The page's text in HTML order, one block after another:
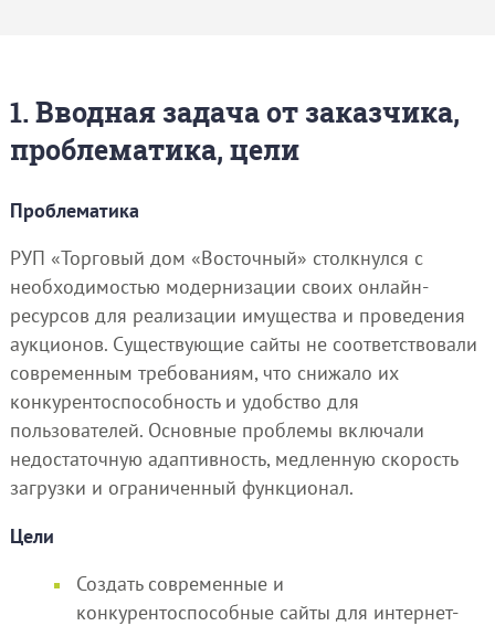
1. Вводная задача от заказчика,
проблематика, цели
Проблематика
РУП «Торговый дом «Восточный» столкнулся с
необходимостью модернизации своих онлайн-
ресурсов для реализации имущества и проведения
аукционов. Существующие сайты не соответствовали
современным требованиям, что снижало их
конкурентоспособность и удобство для
пользователей. Основные проблемы включали
недостаточную адаптивность, медленную скорость
загрузки и ограниченный функционал.
Цели
Создать современные и
конкурентоспособные сайты для интернет-